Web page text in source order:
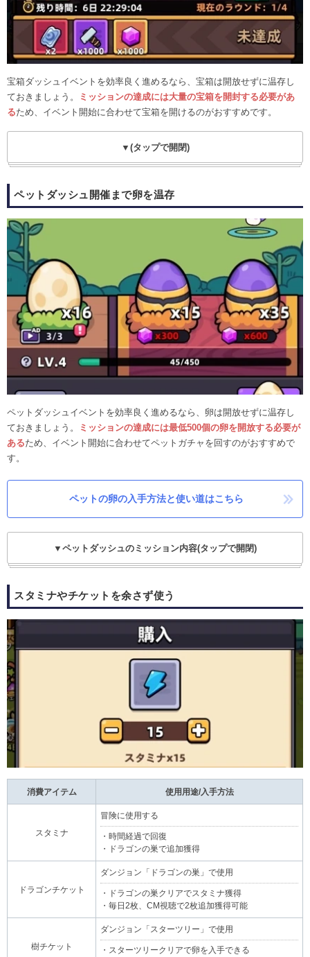
宝箱ダッシュイベントを効率良く進めるなら、宝箱は開放せずに温存し
ておきましょう。
ミッションの達成には大量の宝箱を開封する必要があ
るため、イベント開始に合わせて宝箱を開けるのがおすすめです。
▼(タップで開閉)
ペットダッシュ開催まで卵を温存
ペットダッシュイベントを効率良く進めるなら、卵は開放せずに温存し
ておきましょう。
ミッションの達成には最低500個の卵を開放する必要が
あるため、イベント開始に合わせてペットガチャを回すのがおすすめで
す。
ペットの卵の入手方法と使い道はこちら
▼ペットダッシュのミッション内容(タップで開閉)
スタミナやチケットを余さず使う
消費アイテム 使用用途/入手方法
スタミナ
冒険に使用する
・時間経過で回復
・ドラゴンの巣で追加獲得
ドラゴンチケット
ダンジョン「ドラゴンの巣」で使用
・ドラゴンの巣クリアでスタミナ獲得
・毎日2枚、CM視聴で2枚追加獲得可能
樹チケット
ダンジョン「スターツリー」で使用
・スターツリークリアで卵を入手できる